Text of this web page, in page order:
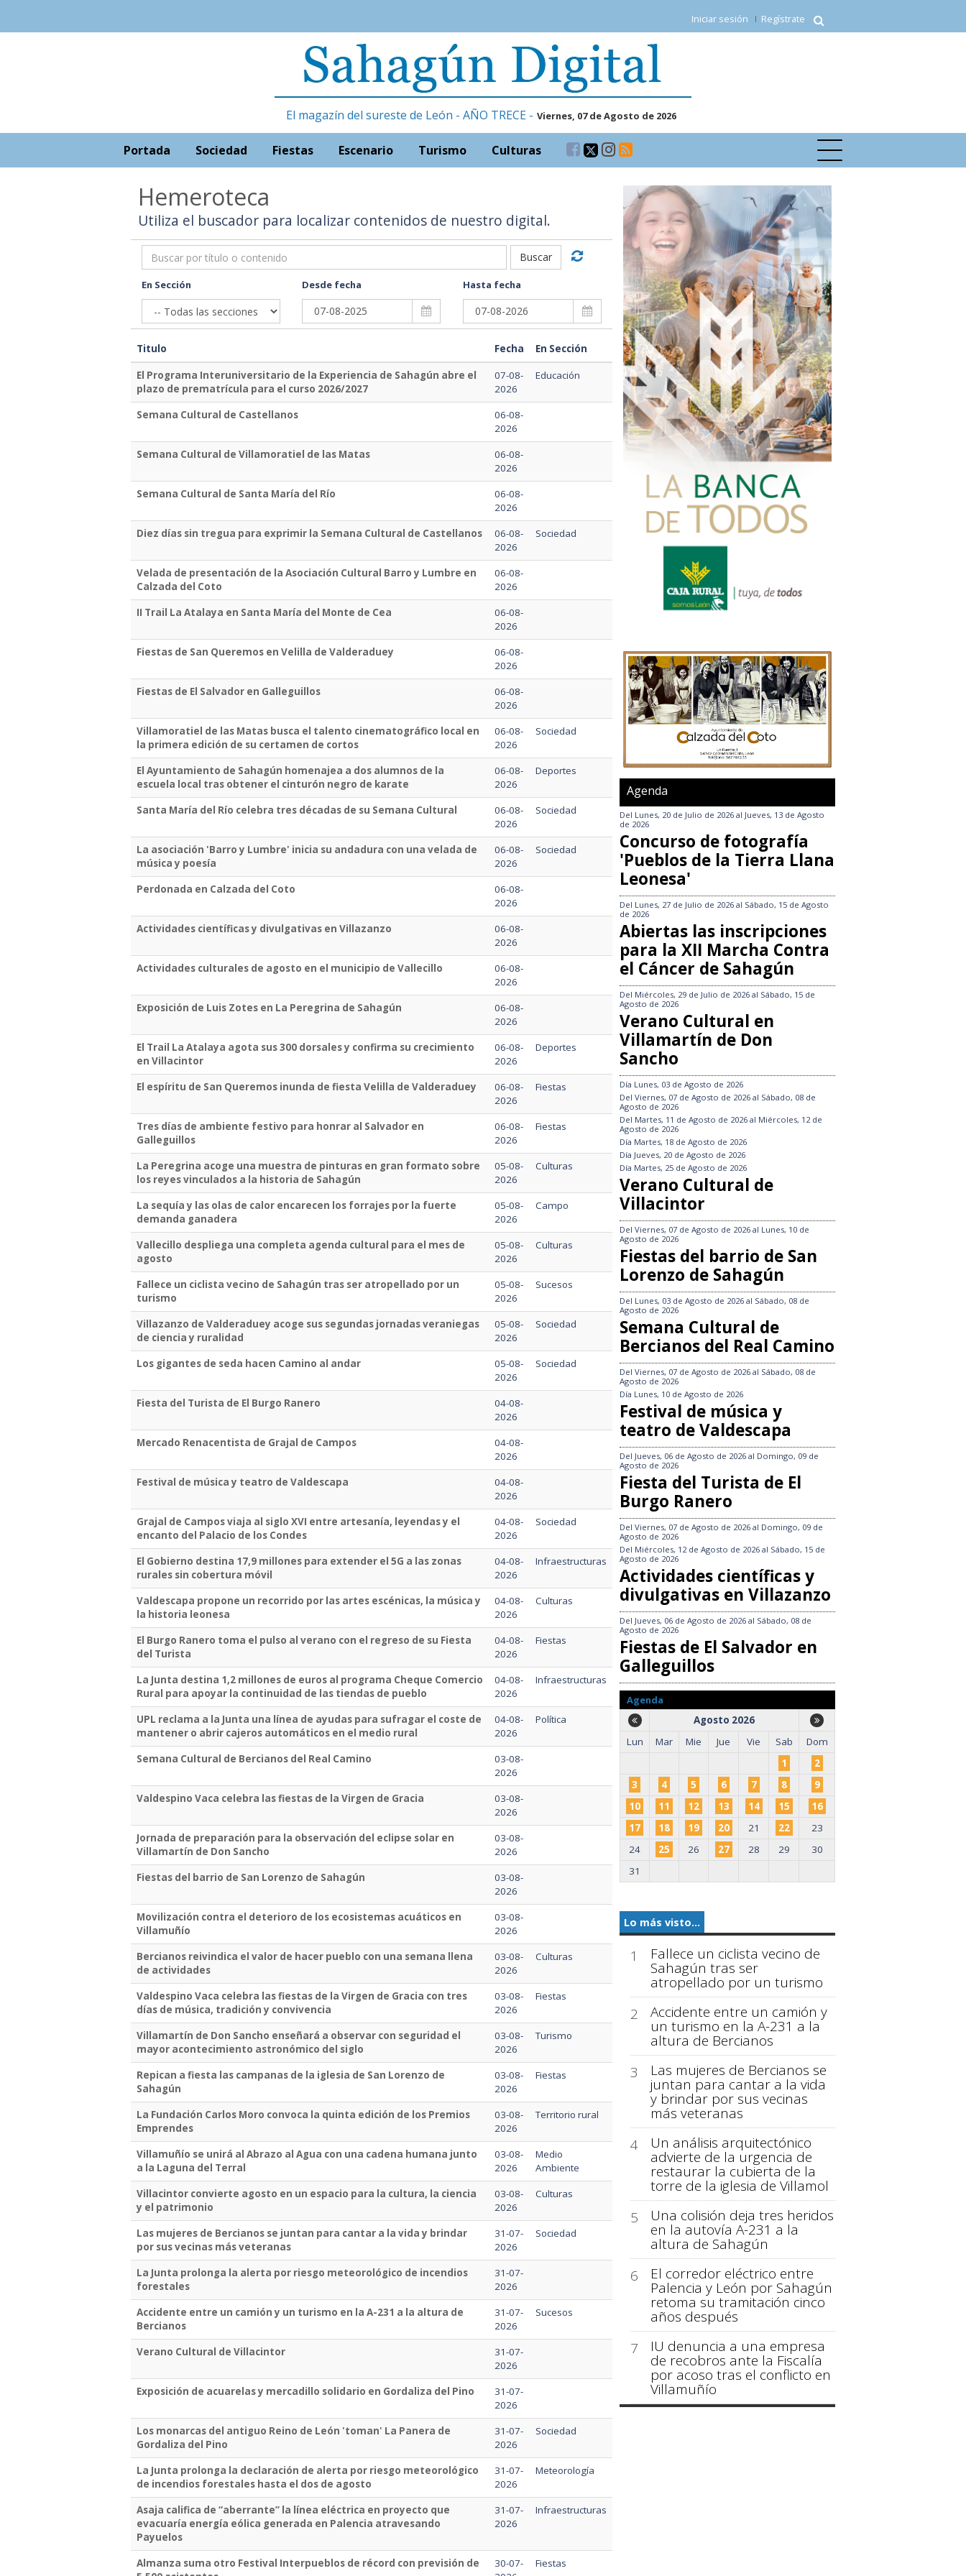
Iniciar sesión Regístrate
El magazín del sureste de León - AÑO TRECE - Viernes, 07 de Agosto de 2026
Portada Sociedad Fiestas Escenario Turismo Culturas
Hemeroteca
Utiliza el buscador para localizar contenidos de nuestro digital.
Buscar
En Sección Desde fecha Hasta fecha
Titulo Fecha En Sección
El Programa Interuniversitario de la Experiencia de Sahagún abre el
plazo de prematrícula para el curso 2026/2027
07-08-
2026
Educación
Semana Cultural de Castellanos
06-08-
2026
Semana Cultural de Villamoratiel de las Matas
06-08-
2026
Semana Cultural de Santa María del Río
06-08-
2026
Diez días sin tregua para exprimir la Semana Cultural de Castellanos
06-08-
2026
Sociedad
Velada de presentación de la Asociación Cultural Barro y Lumbre en
Calzada del Coto
06-08-
2026
II Trail La Atalaya en Santa María del Monte de Cea
06-08-
2026
Fiestas de San Queremos en Velilla de Valderaduey
06-08-
2026
Fiestas de El Salvador en Galleguillos
06-08-
2026
Villamoratiel de las Matas busca el talento cinematográfico local en
la primera edición de su certamen de cortos
06-08-
2026
Sociedad
El Ayuntamiento de Sahagún homenajea a dos alumnos de la
escuela local tras obtener el cinturón negro de karate
06-08-
2026
Deportes
Santa María del Río celebra tres décadas de su Semana Cultural
06-08-
2026
Sociedad
La asociación 'Barro y Lumbre' inicia su andadura con una velada de
música y poesía
06-08-
2026
Sociedad
Perdonada en Calzada del Coto
06-08-
2026
Actividades científicas y divulgativas en Villazanzo
06-08-
2026
Actividades culturales de agosto en el municipio de Vallecillo
06-08-
2026
Exposición de Luis Zotes en La Peregrina de Sahagún
06-08-
2026
El Trail La Atalaya agota sus 300 dorsales y confirma su crecimiento
en Villacintor
06-08-
2026
Deportes
El espíritu de San Queremos inunda de fiesta Velilla de Valderaduey
06-08-
2026
Fiestas
Tres días de ambiente festivo para honrar al Salvador en
Galleguillos
06-08-
2026
Fiestas
La Peregrina acoge una muestra de pinturas en gran formato sobre
los reyes vinculados a la historia de Sahagún
05-08-
2026
Culturas
La sequía y las olas de calor encarecen los forrajes por la fuerte
demanda ganadera
05-08-
2026
Campo
Vallecillo despliega una completa agenda cultural para el mes de
agosto
05-08-
2026
Culturas
Fallece un ciclista vecino de Sahagún tras ser atropellado por un
turismo
05-08-
2026
Sucesos
Villazanzo de Valderaduey acoge sus segundas jornadas veraniegas
de ciencia y ruralidad
05-08-
2026
Sociedad
Los gigantes de seda hacen Camino al andar
05-08-
2026
Sociedad
Fiesta del Turista de El Burgo Ranero
04-08-
2026
Mercado Renacentista de Grajal de Campos
04-08-
2026
Festival de música y teatro de Valdescapa
04-08-
2026
Grajal de Campos viaja al siglo XVI entre artesanía, leyendas y el
encanto del Palacio de los Condes
04-08-
2026
Sociedad
El Gobierno destina 17,9 millones para extender el 5G a las zonas
rurales sin cobertura móvil
04-08-
2026
Infraestructuras
Valdescapa propone un recorrido por las artes escénicas, la música y
la historia leonesa
04-08-
2026
Culturas
El Burgo Ranero toma el pulso al verano con el regreso de su Fiesta
del Turista
04-08-
2026
Fiestas
La Junta destina 1,2 millones de euros al programa Cheque Comercio
Rural para apoyar la continuidad de las tiendas de pueblo
04-08-
2026
Infraestructuras
UPL reclama a la Junta una línea de ayudas para sufragar el coste de
mantener o abrir cajeros automáticos en el medio rural
04-08-
2026
Política
Semana Cultural de Bercianos del Real Camino
03-08-
2026
Valdespino Vaca celebra las fiestas de la Virgen de Gracia
03-08-
2026
Jornada de preparación para la observación del eclipse solar en
Villamartín de Don Sancho
03-08-
2026
Fiestas del barrio de San Lorenzo de Sahagún
03-08-
2026
Movilización contra el deterioro de los ecosistemas acuáticos en
Villamuñío
03-08-
2026
Bercianos reivindica el valor de hacer pueblo con una semana llena
de actividades
03-08-
2026
Culturas
Valdespino Vaca celebra las fiestas de la Virgen de Gracia con tres
días de música, tradición y convivencia
03-08-
2026
Fiestas
Villamartín de Don Sancho enseñará a observar con seguridad el
mayor acontecimiento astronómico del siglo
03-08-
2026
Turismo
Repican a fiesta las campanas de la iglesia de San Lorenzo de
Sahagún
03-08-
2026
Fiestas
La Fundación Carlos Moro convoca la quinta edición de los Premios
Emprendes
03-08-
2026
Territorio rural
Villamuñío se unirá al Abrazo al Agua con una cadena humana junto
a la Laguna del Terral
03-08-
2026
Medio
Ambiente
Villacintor convierte agosto en un espacio para la cultura, la ciencia
y el patrimonio
03-08-
2026
Culturas
Las mujeres de Bercianos se juntan para cantar a la vida y brindar
por sus vecinas más veteranas
31-07-
2026
Sociedad
La Junta prolonga la alerta por riesgo meteorológico de incendios
forestales
31-07-
2026
Accidente entre un camión y un turismo en la A-231 a la altura de
Bercianos
31-07-
2026
Sucesos
Verano Cultural de Villacintor
31-07-
2026
Exposición de acuarelas y mercadillo solidario en Gordaliza del Pino
31-07-
2026
Los monarcas del antiguo Reino de León 'toman' La Panera de
Gordaliza del Pino
31-07-
2026
Sociedad
La Junta prolonga la declaración de alerta por riesgo meteorológico
de incendios forestales hasta el dos de agosto
31-07-
2026
Meteorología
Asaja califica de “aberrante” la línea eléctrica en proyecto que
evacuaría energía eólica generada en Palencia atravesando
Payuelos
31-07-
2026
Infraestructuras
Almanza suma otro Festival Interpueblos de récord con previsión de
30-07-
Fiestas
Agenda
Del Lunes, 20 de Julio de 2026 al Jueves, 13 de Agosto
de 2026
Concurso de fotografía
'Pueblos de la Tierra Llana
Leonesa'
Del Lunes, 27 de Julio de 2026 al Sábado, 15 de Agosto
de 2026
Abiertas las inscripciones
para la XII Marcha Contra
el Cáncer de Sahagún
Del Miércoles, 29 de Julio de 2026 al Sábado, 15 de
Agosto de 2026
Verano Cultural en
Villamartín de Don
Sancho
Día Lunes, 03 de Agosto de 2026
Del Viernes, 07 de Agosto de 2026 al Sábado, 08 de
Agosto de 2026
Del Martes, 11 de Agosto de 2026 al Miércoles, 12 de
Agosto de 2026
Día Martes, 18 de Agosto de 2026
Día Jueves, 20 de Agosto de 2026
Día Martes, 25 de Agosto de 2026
Verano Cultural de
Villacintor
Del Viernes, 07 de Agosto de 2026 al Lunes, 10 de
Agosto de 2026
Fiestas del barrio de San
Lorenzo de Sahagún
Del Lunes, 03 de Agosto de 2026 al Sábado, 08 de
Agosto de 2026
Semana Cultural de
Bercianos del Real Camino
Del Viernes, 07 de Agosto de 2026 al Sábado, 08 de
Agosto de 2026
Día Lunes, 10 de Agosto de 2026
Festival de música y
teatro de Valdescapa
Del Jueves, 06 de Agosto de 2026 al Domingo, 09 de
Agosto de 2026
Fiesta del Turista de El
Burgo Ranero
Del Viernes, 07 de Agosto de 2026 al Domingo, 09 de
Agosto de 2026
Del Miércoles, 12 de Agosto de 2026 al Sábado, 15 de
Agosto de 2026
Actividades científicas y
divulgativas en Villazanzo
Del Jueves, 06 de Agosto de 2026 al Sábado, 08 de
Agosto de 2026
Fiestas de El Salvador en
Galleguillos
Agenda
Agosto 2026
Lun
Mar Mie Jue Vie Sab
Dom
1
2
3
4 5 6 7 8
9
10
11 12 13 14 15
16
17
18 19 20 21 22
23
24
25 26 27 28 29
30
31
Lo más visto...
1 Fallece un ciclista vecino de
Sahagún tras ser
atropellado por un turismo
2
Accidente entre un camión y
un turismo en la A-231 a la
altura de Bercianos
3
Las mujeres de Bercianos se
juntan para cantar a la vida
y brindar por sus vecinas
más veteranas
4
Un análisis arquitectónico
advierte de la urgencia de
restaurar la cubierta de la
torre de la iglesia de Villamol
5
Una colisión deja tres heridos
en la autovía A-231 a la
altura de Sahagún
6
El corredor eléctrico entre
Palencia y León por Sahagún
retoma su tramitación cinco
años después
7
IU denuncia a una empresa
de recobros ante la Fiscalía
por acoso tras el conflicto en
Villamuñío